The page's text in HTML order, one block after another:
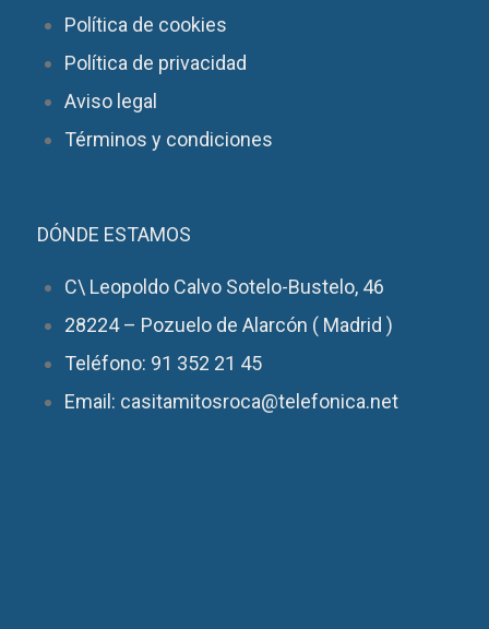
Política de cookies
Política de privacidad
Aviso legal
Términos y condiciones
DÓNDE ESTAMOS
C\ Leopoldo Calvo Sotelo-Bustelo, 46
28224 – Pozuelo de Alarcón ( Madrid )
Teléfono: 91 352 21 45
Email: casitamitosroca@telefonica.net